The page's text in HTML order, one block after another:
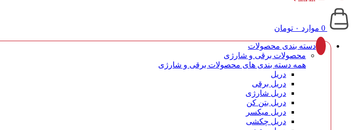
0 موارد ۰ تومان
دسته بندی محصولات
محصولات برقی و شارژی
همه دسته بندی های محصولات برقی و شارژی
دریل
دریل برقی
دریل شارژی
دریل بتن کن
دریل میکسر
دریل چکشی